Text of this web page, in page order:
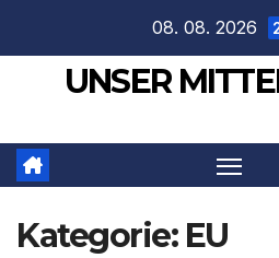
springen
08. 08. 2026
UNSER
Kategorie: EU